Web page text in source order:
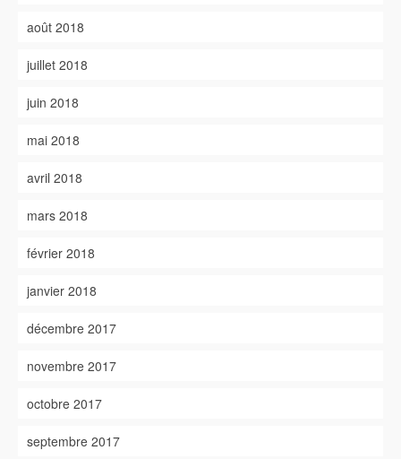
août 2018
juillet 2018
juin 2018
mai 2018
avril 2018
mars 2018
février 2018
janvier 2018
décembre 2017
novembre 2017
octobre 2017
septembre 2017